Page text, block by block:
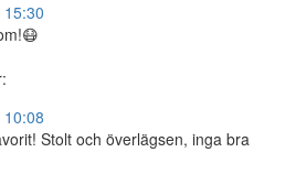
Stolt och överlägsen, inga bra